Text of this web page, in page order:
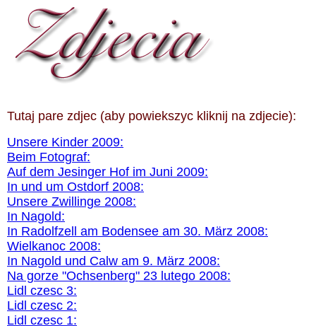
Tutaj pare zdjec (aby powiekszyc kliknij na zdjecie):
Unsere Kinder 2009:
Beim Fotograf:
Auf dem Jesinger Hof im Juni 2009:
In und um Ostdorf 2008:
Unsere Zwillinge 2008:
In Nagold:
In Radolfzell am Bodensee am 30. März 2008:
Wielkanoc 2008:
In Nagold und Calw am 9. März 2008:
Na gorze "Ochsenberg" 23 lutego 2008:
Lidl czesc 3:
Lidl czesc 2:
Lidl czesc 1: